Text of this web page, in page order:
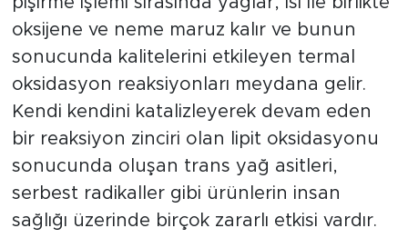
oksijene ve neme maruz kalır ve bunun
sonucunda kalitelerini etkileyen termal
oksidasyon reaksiyonları meydana gelir.
Kendi kendini katalizleyerek devam eden
bir reaksiyon zinciri olan lipit oksidasyonu
sonucunda oluşan trans yağ asitleri,
serbest radikaller gibi ürünlerin insan
sağlığı üzerinde birçok zararlı etkisi vardır.